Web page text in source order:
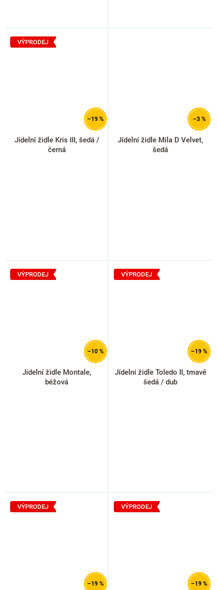
VÝPRODEJ
–19 %
Jídelní židle Kris III, šedá /
černá
–3 %
Jídelní židle Mila D Velvet,
šedá
VÝPRODEJ
–10 %
Jídelní židle Montale,
béžová
VÝPRODEJ
–19 %
Jídelní židle Toledo II, tmavě
šedá / dub
VÝPRODEJ
–19 %
VÝPRODEJ
–19 %